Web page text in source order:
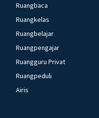
Ruangbaca
Ruangkelas
Ruangbelajar
Ruangpengajar
Ruangguru Privat
Ruangpeduli
Airis